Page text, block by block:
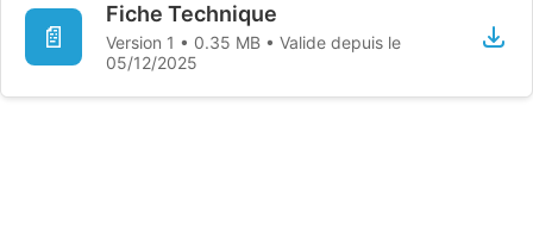
📄
Fiche Technique
Version 1 • 0.35 MB • Valide depuis le
05/12/2025